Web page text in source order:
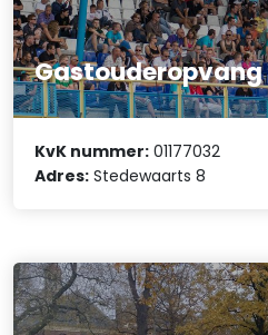
Gastouderopvang
KvK nummer: 01177032
Adres: Stedewaarts 8